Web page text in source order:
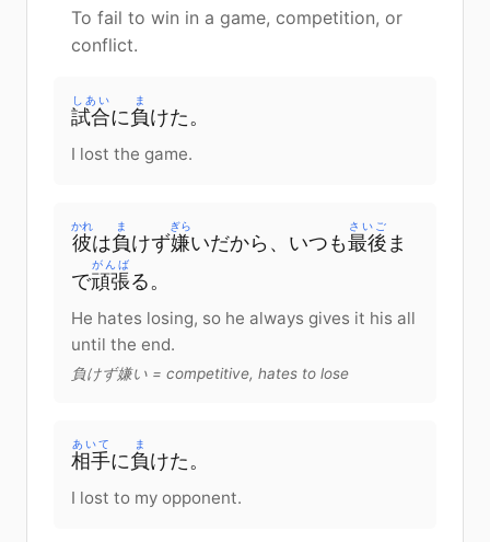
To fail to win in a game, competition, or
conflict.
試合
しあい
に負
ま
けた。
I lost the game.
彼
かれ
は負
ま
けず嫌
ぎら
いだから 、 いつも最後
さいご
ま
で頑張
がんば
る 。
He hates losing, so he always gives it his all
until the end.
負けず嫌い = competitive, hates to lose
相手
あいて
に負
ま
けた。
I lost to my opponent.